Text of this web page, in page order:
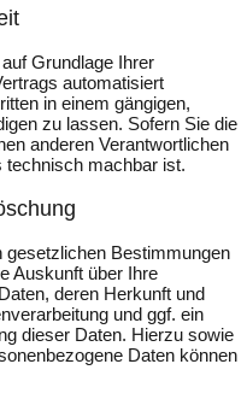
Grundlage Ihrer
automatisiert
in einem gängigen,
zu lassen. Sofern Sie die
anderen Verantwortlichen
technisch machbar ist.
gesetzlichen Bestimmungen
Auskunft über Ihre
deren Herkunft und
und ggf. ein
dieser Daten. Hierzu sowie
Daten können